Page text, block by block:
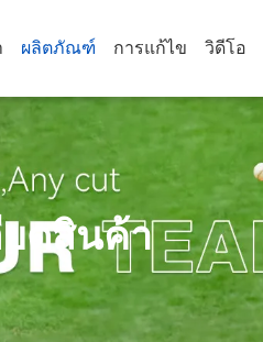
ผลิตภัณฑ์ การแก้ไข วิดีโอ
ยดสินค้า